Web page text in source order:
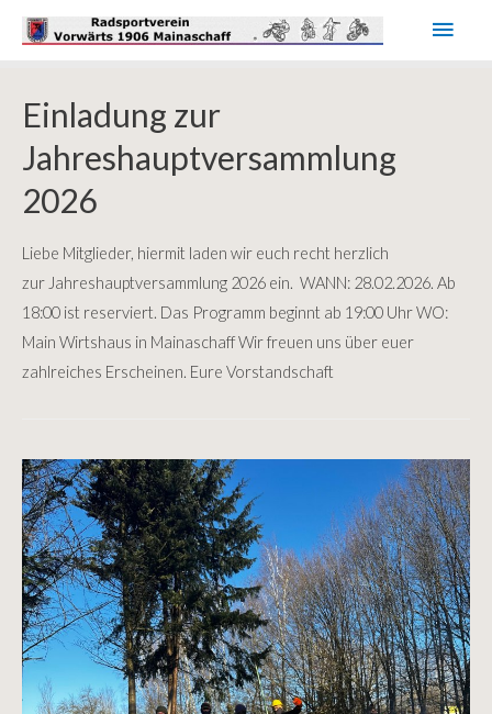
Einladung zur
Jahreshauptversammlung
2026
Liebe Mitglieder, hiermit laden wir euch recht herzlich
zur Jahreshauptversammlung 2026 ein. WANN: 28.02.2026. Ab
18:00 ist reserviert. Das Programm beginnt ab 19:00 Uhr WO:
Main Wirtshaus in Mainaschaff Wir freuen uns über euer
zahlreiches Erscheinen. Eure Vorstandschaft